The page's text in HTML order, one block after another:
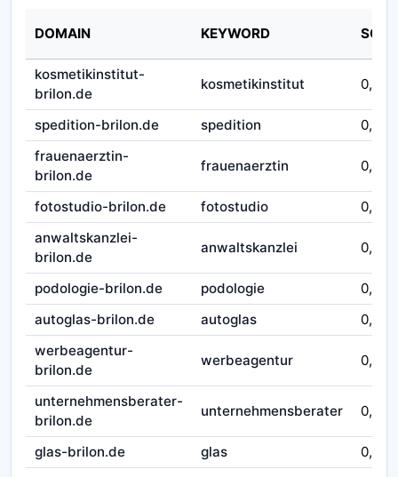
DOMAIN KEYWORD
kosmetikinstitut-
brilon.de
kosmetikinstitut 0,75
spedition-brilon.de spedition
0,75
frauenaerztin-
brilon.de
frauenaerztin 0,75
fotostudio-brilon.de fotostudio
0,75
anwaltskanzlei-
brilon.de
anwaltskanzlei 0,75
podologie-brilon.de podologie
0,75
autoglas-brilon.de
autoglas
0,75
werbeagentur-
brilon.de
werbeagentur 0,75
unternehmensberater-
brilon.de
unternehmensberater 0,63
glas-brilon.de glas 0,63